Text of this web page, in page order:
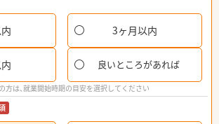
3ヶ月以内
良いところがあれば
は、就業開始時期の目安を選択してください